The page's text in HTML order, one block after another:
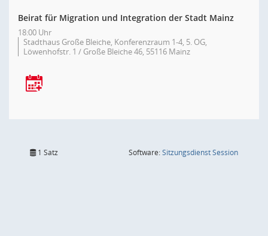
Beirat für Migration und Integration der Stadt Mainz
18:00 Uhr
Stadthaus Große Bleiche, Konferenzraum 1-4, 5. OG,
Löwenhofstr. 1 / Große Bleiche 46, 55116 Mainz
1 Satz Software:SitzungsdienstSession(Wird in